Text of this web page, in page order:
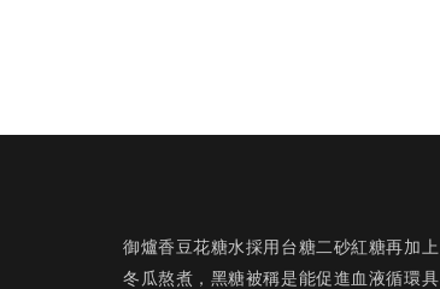
御爐香豆花糖水採用台糖二砂紅糖再加上
冬瓜熬煮，黑糖被稱是能促進血液循環具